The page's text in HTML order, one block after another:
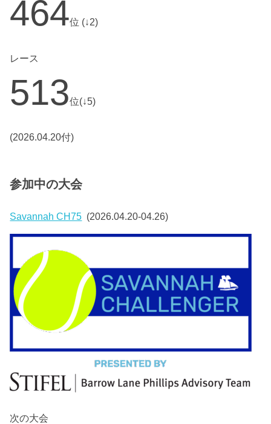
464位 (↓2)
レース
513位(↓5)
(2026.04.20付)
参加中の大会
Savannah CH75 (2026.04.20-04.26)
次の大会